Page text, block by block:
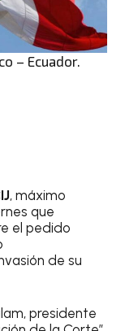
– Ecuador.
, máximo
que
el pedido
de su
presidente